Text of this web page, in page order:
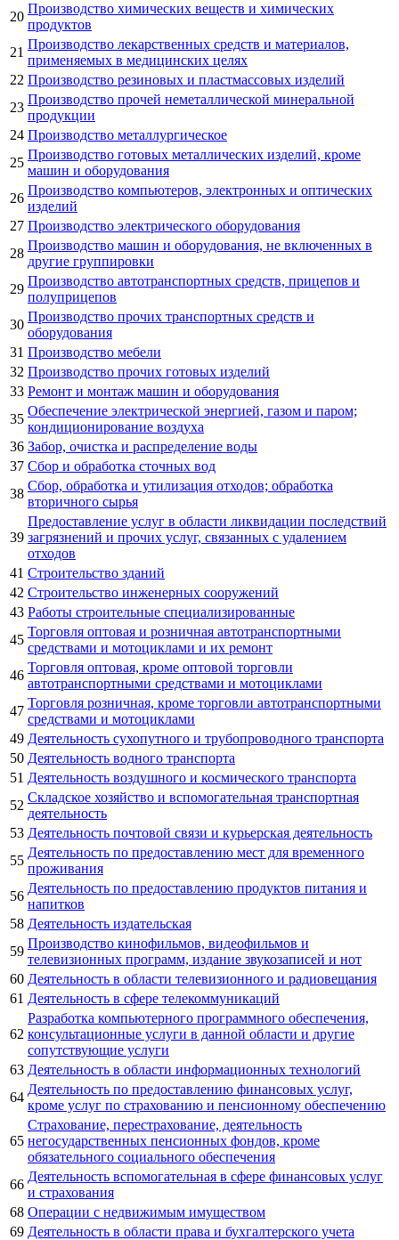
20
Производство химических веществ и химических
продуктов
21
Производство лекарственных средств и материалов,
применяемых в медицинских целях
22 Производство резиновых и пластмассовых изделий
23
Производство прочей неметаллической минеральной
продукции
24 Производство металлургическое
25
Производство готовых металлических изделий, кроме
машин и оборудования
26
Производство компьютеров, электронных и оптических
изделий
27 Производство электрического оборудования
28
Производство машин и оборудования, не включенных в
другие группировки
29
Производство автотранспортных средств, прицепов и
полуприцепов
30
Производство прочих транспортных средств и
оборудования
31 Производство мебели
32 Производство прочих готовых изделий
33 Ремонт и монтаж машин и оборудования
35
Обеспечение электрической энергией, газом и паром;
кондиционирование воздуха
36 Забор, очистка и распределение воды
37 Сбор и обработка сточных вод
38
Сбор, обработка и утилизация отходов; обработка
вторичного сырья
39
Предоставление услуг в области ликвидации последствий
загрязнений и прочих услуг, связанных с удалением
отходов
41 Строительство зданий
42 Строительство инженерных сооружений
43 Работы строительные специализированные
45
Торговля оптовая и розничная автотранспортными
средствами и мотоциклами и их ремонт
46
Торговля оптовая, кроме оптовой торговли
автотранспортными средствами и мотоциклами
47
Торговля розничная, кроме торговли автотранспортными
средствами и мотоциклами
49 Деятельность сухопутного и трубопроводного транспорта
50 Деятельность водного транспорта
51 Деятельность воздушного и космического транспорта
52
Складское хозяйство и вспомогательная транспортная
деятельность
53 Деятельность почтовой связи и курьерская деятельность
55
Деятельность по предоставлению мест для временного
проживания
56
Деятельность по предоставлению продуктов питания и
напитков
58 Деятельность издательская
59
Производство кинофильмов, видеофильмов и
телевизионных программ, издание звукозаписей и нот
60 Деятельность в области телевизионного и радиовещания
61 Деятельность в сфере телекоммуникаций
62
Разработка компьютерного программного обеспечения,
консультационные услуги в данной области и другие
сопутствующие услуги
63 Деятельность в области информационных технологий
64
Деятельность по предоставлению финансовых услуг,
кроме услуг по страхованию и пенсионному обеспечению
65
Страхование, перестрахование, деятельность
негосударственных пенсионных фондов, кроме
обязательного социального обеспечения
66
Деятельность вспомогательная в сфере финансовых услуг
и страхования
68 Операции с недвижимым имуществом
69 Деятельность в области права и бухгалтерского учета